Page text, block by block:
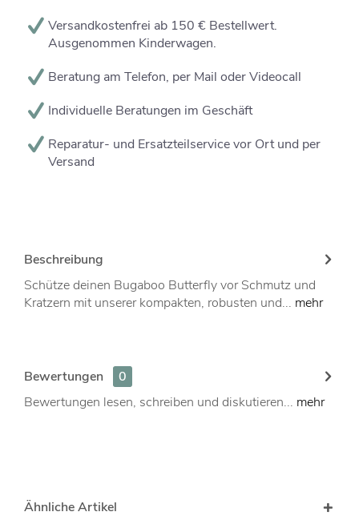
Versandkostenfrei ab 150 € Bestellwert.
Ausgenommen Kinderwagen.
Beratung am Telefon, per Mail oder Videocall
Individuelle Beratungen im Geschäft
Reparatur- und Ersatzteilservice vor Ort und per
Versand
Beschreibung
Schütze deinen Bugaboo Butterfly vor Schmutz und
Kratzern mit unserer kompakten, robusten und... mehr
Bewertungen
0
Bewertungen lesen, schreiben und diskutieren... mehr
Ähnliche Artikel